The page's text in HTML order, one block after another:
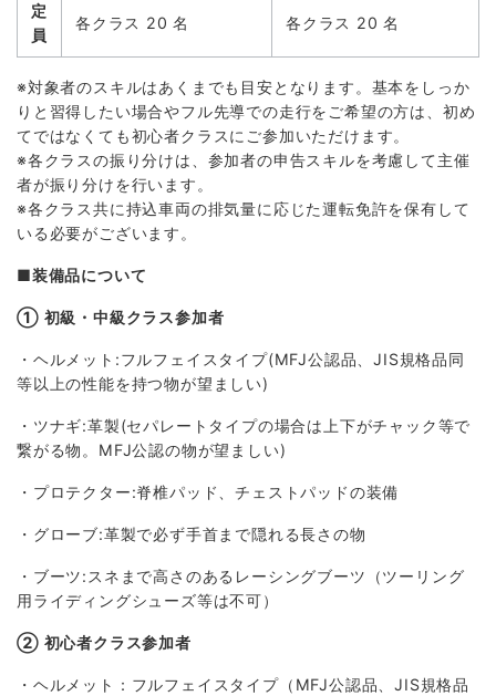
定
員
各クラス 20 名 各クラス 20 名
※対象者のスキルはあくまでも目安となります。基本をしっか
りと習得したい場合やフル先導での走行をご希望の方は、初め
てではなくても初心者クラスにご参加いただけます。
※各クラスの振り分けは、参加者の申告スキルを考慮して主催
者が振り分けを行います。
※各クラス共に持込車両の排気量に応じた運転免許を保有して
いる必要がございます。
■装備品について
① 初級・中級クラス参加者
・ヘルメット:フルフェイスタイプ(MFJ公認品、JIS規格品同
等以上の性能を持つ物が望ましい)
・ツナギ:革製(セパレートタイプの場合は上下がチャック等で
繋がる物。MFJ公認の物が望ましい)
・プロテクター:脊椎パッド、チェストパッドの装備
・グローブ:革製で必ず手首まで隠れる長さの物
・ブーツ:スネまで高さのあるレーシングブーツ（ツーリング
用ライディングシューズ等は不可）
② 初心者クラス参加者
・ヘルメット：フルフェイスタイプ（MFJ公認品、JIS規格品